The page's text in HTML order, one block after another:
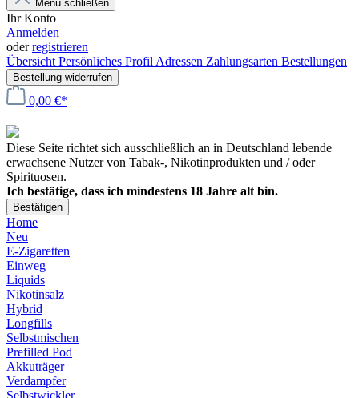
Menü schließen
Ihr Konto
Anmelden
oderregistrieren
Übersicht Persönliches Profil Adressen Zahlungsarten Bestellungen
Bestellung widerrufen
0,00 €*
Diese Seite richtet sich ausschließlich an in Deutschland lebende
erwachsene Nutzer von Tabak-, Nikotinprodukten und / oder
Spirituosen.
Ich bestätige, dass ich mindestens 18 Jahre alt bin.
Bestätigen
Home
Neu
E-Zigaretten
Einweg
Liquids
Nikotinsalz
Hybrid
Longfills
Selbstmischen
Prefilled Pod
Akkuträger
Verdampfer